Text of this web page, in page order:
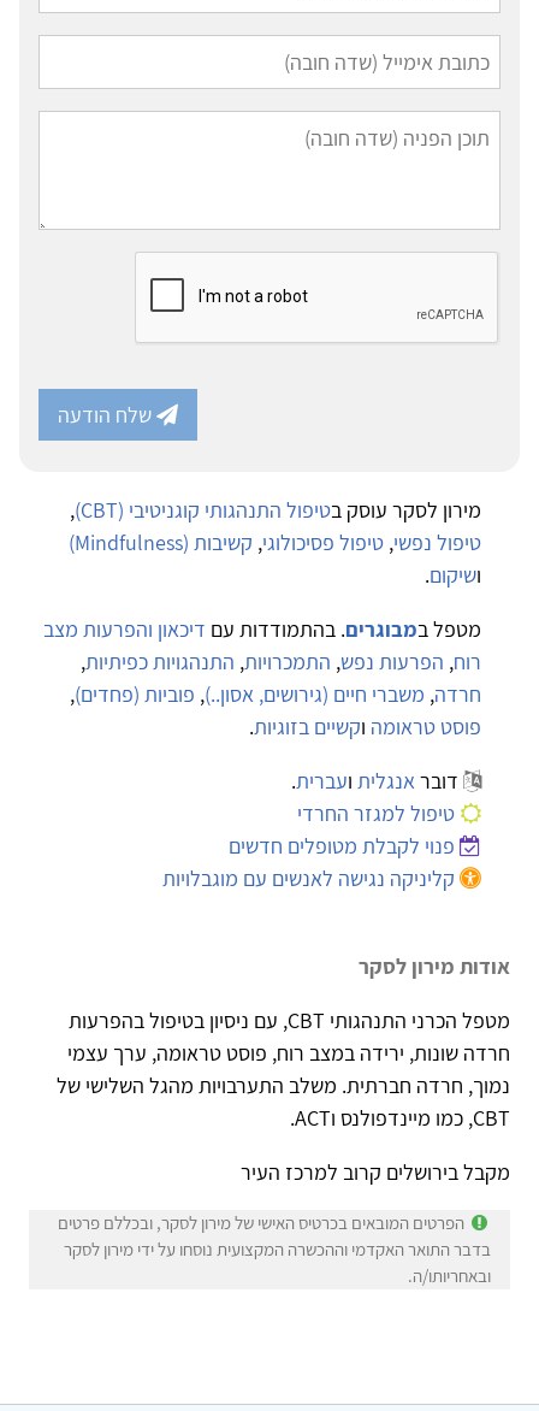
שלח הודעה
מירון לסקר עוסק בטיפול התנהגותי קוגניטיבי (CBT)
,
טיפול נפשי, טיפול פסיכולוגי, קשיבות (Mindfulness)
ושיקום.
מטפל במבוגרים. בהתמודדות עם דיכאון והפרעות מצב
רוח, הפרעות נפש, התמכרויות, התנהגויות כפיתיות,
חרדה, משברי חיים (גירושים, אסון..), פוביות (פחדים),
פוסט טראומה וקשיים בזוגיות.
דובראנגלית ועברית.
טיפול למגזר החרדי
פנוי לקבלת מטופלים חדשים
קליניקה נגישה לאנשים עם מוגבלויות
אודות מירון לסקר
מטפל הכרני התנהגותי CBT, עם ניסיון בטיפול בהפרעות
חרדה שונות, ירידה במצב רוח, פוסט טראומה, ערך עצמי
נמוך, חרדה חברתית. משלב התערבויות מהגל השלישי של
CBT, כמו מיינדפולנס וACT.
מקבל בירושלים קרוב למרכז העיר
הפרטים המובאים בכרטיס האישי של מירון לסקר, ובכללם פרטים
בדבר התואר האקדמי וההכשרה המקצועית נוסחו על ידי מירון לסקר
ובאחריותו/ה.